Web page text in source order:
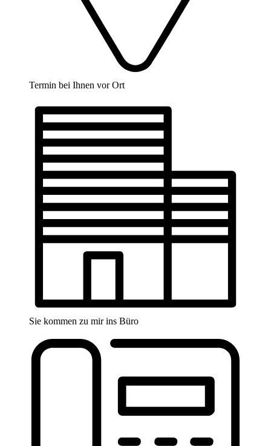
Termin bei Ihnen vor Ort
Sie kommen zu mir ins Büro